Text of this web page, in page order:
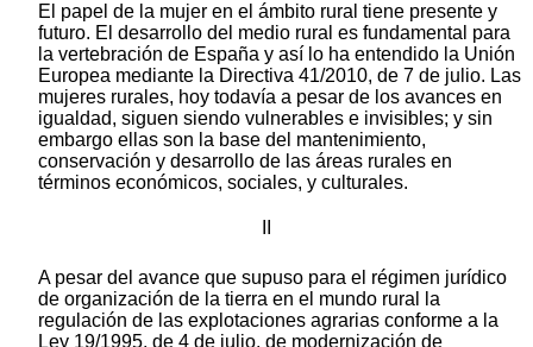
El papel de la mujer en el ámbito rural tiene presente y
futuro. El desarrollo del medio rural es fundamental para
la vertebración de España y así lo ha entendido la Unión
Europea mediante la Directiva 41/2010, de 7 de julio. Las
mujeres rurales, hoy todavía a pesar de los avances en
igualdad, siguen siendo vulnerables e invisibles; y sin
embargo ellas son la base del mantenimiento,
conservación y desarrollo de las áreas rurales en
términos económicos, sociales, y culturales.
A pesar del avance que supuso para el régimen jurídico
de organización de la tierra en el mundo rural la
regulación de las explotaciones agrarias conforme a la
Ley 19/1995, de 4 de julio, de modernización de